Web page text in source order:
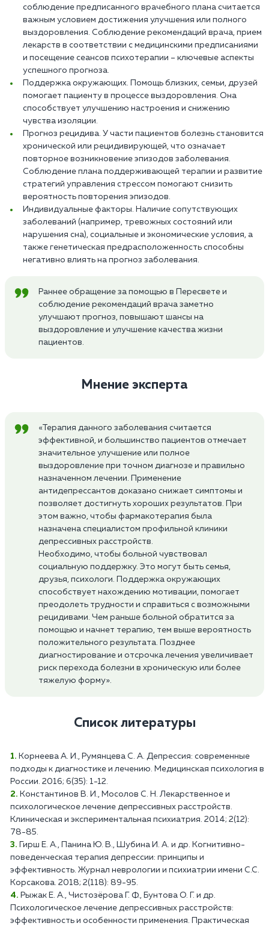
соблюдение предписанного врачебного плана считается
важным условием достижения улучшения или полного
выздоровления. Соблюдение рекомендаций врача, прием
лекарств в соответствии с медицинскими предписаниями
и посещение сеансов психотерапии – ключевые аспекты
успешного прогноза.
Поддержка окружающих. Помощь близких, семьи, друзей
помогает пациенту в процессе выздоровления. Она
способствует улучшению настроения и снижению
чувства изоляции.
Прогноз рецидива. У части пациентов болезнь становится
хронической или рецидивирующей, что означает
повторное возникновение эпизодов заболевания.
Соблюдение плана поддерживающей терапии и развитие
стратегий управления стрессом помогают снизить
вероятность повторения эпизодов.
Индивидуальные факторы. Наличие сопутствующих
заболеваний (например, тревожных состояний или
нарушения сна), социальные и экономические условия, а
также генетическая предрасположенность способны
негативно влиять на прогноз заболевания.
Раннее обращение за помощью в Пересвете и
соблюдение рекомендаций врача заметно
улучшают прогноз, повышают шансы на
выздоровление и улучшение качества жизни
пациентов.
Мнение эксперта
«Терапия данного заболевания считается
эффективной, и большинство пациентов отмечает
значительное улучшение или полное
выздоровление при точном диагнозе и правильно
назначенном лечении. Применение
антидепрессантов доказано снижает симптомы и
позволяет достигнуть хороших результатов. При
этом важно, чтобы фармакотерапия была
назначена специалистом профильной клиники
депрессивных расстройств.
Необходимо, чтобы больной чувствовал
социальную поддержку. Это могут быть семья,
друзья, психологи. Поддержка окружающих
способствует нахождению мотивации, помогает
преодолеть трудности и справиться с возможными
рецидивами. Чем раньше больной обратится за
помощью и начнет терапию, тем выше вероятность
положительного результата. Позднее
диагностирование и отсрочка лечения увеличивает
риск перехода болезни в хроническую или более
тяжелую форму».
Список литературы
Корнеева А. И., Румянцева С. А. Депрессия: современные
подходы к диагностике и лечению. Медицинская психология в
России. 2016; 6(35): 1-12.
Константинов В. И., Мосолов С. Н. Лекарственное и
психологическое лечение депрессивных расстройств.
Клиническая и экспериментальная психиатрия. 2014; 2(12):
78-85.
Гирш Е. А., Панина Ю. В., Шубина И. А. и др. Когнитивно-
поведенческая терапия депрессии: принципы и
эффективность. Журнал неврологии и психиатрии имени С.С.
Корсакова. 2018; 2(118): 89-95.
Рыжак Е. А., Чистозёрова Г. Ф., Бунтова О. Г. и др.
Психологическое лечение депрессивных расстройств:
эффективность и особенности применения. Практическая